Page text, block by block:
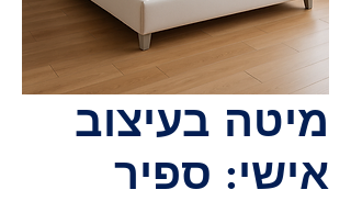
מיטה בעיצוב
אישי: ספיר